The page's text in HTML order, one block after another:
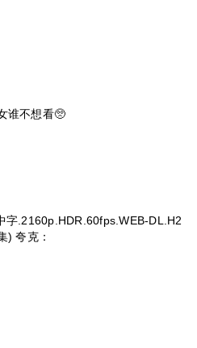
谁不想看🥺
字.2160p.HDR.60fps.WEB-DL.H2
) 夸克：